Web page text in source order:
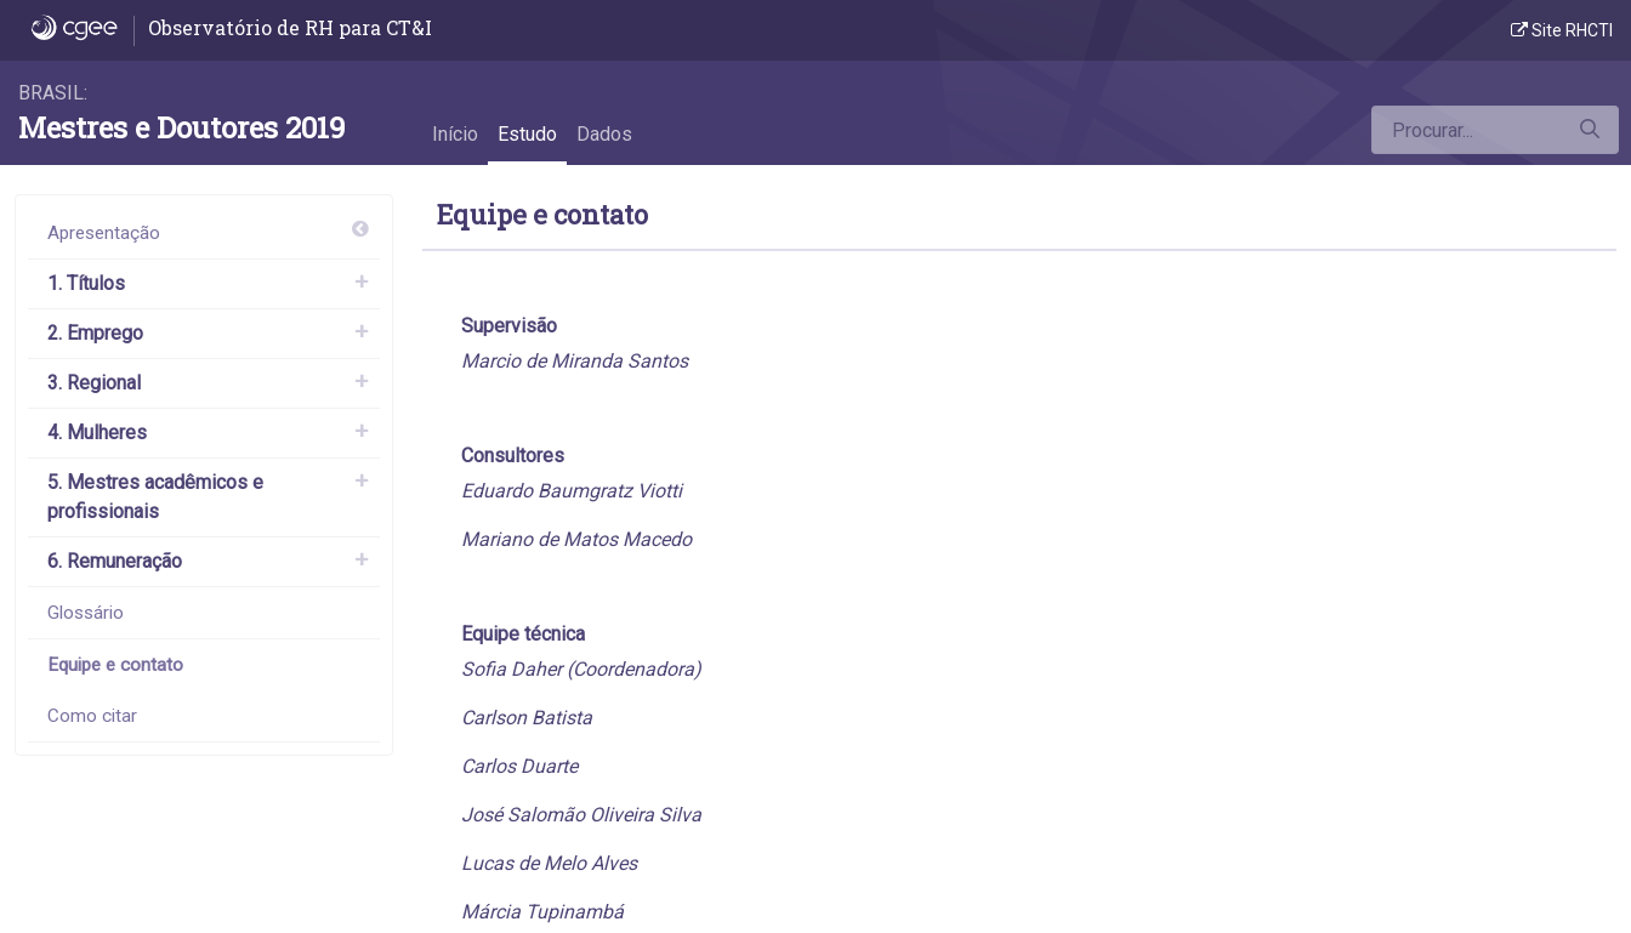
Equipe e contato - Equipe e contato
Observatório de RH para CT&I Site RHCTI
BRASIL:
Mestres e Doutores 2019 Início Estudo Dados
Apresentação
1. Títulos
2. Emprego
3. Regional
4. Mulheres
5. Mestres acadêmicos e
profissionais
6. Remuneração
Glossário
Equipe e contato
Como citar
Equipe e contato
Supervisão
Marcio de Miranda Santos
Consultores
Eduardo Baumgratz Viotti
Mariano de Matos Macedo
Equipe técnica
Sofia Daher (Coordenadora)
Carlson Batista
Carlos Duarte
José Salomão Oliveira Silva
Lucas de Melo Alves
Márcia Tupinambá